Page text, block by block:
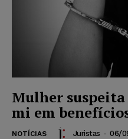
Mulher suspeita
mi em
NOTÍCIAS Juristas - 06/